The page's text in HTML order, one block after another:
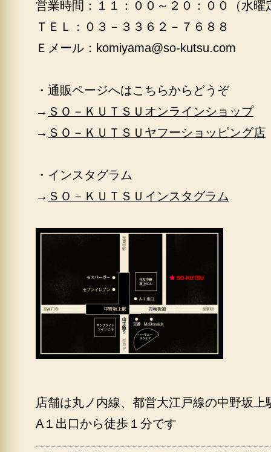
営業時間：１１：００～２０：００（水曜
ＴＥＬ：０３－３３６２－７６８８
Ｅメール： komiyama@so-kutsu.com
・通販ページへはこちらからどうぞ
→ ＳＯ－ＫＵＴＳＵオンラインショップ
→ ＳＯ－ＫＵＴＳＵヤフーショッピング店
・インスタグラム
→ ＳＯ－ＫＵＴＳＵインスタグラム
店舗は丸ノ内線、都営大江戸線の中野坂上
A１出口から徒歩１分です